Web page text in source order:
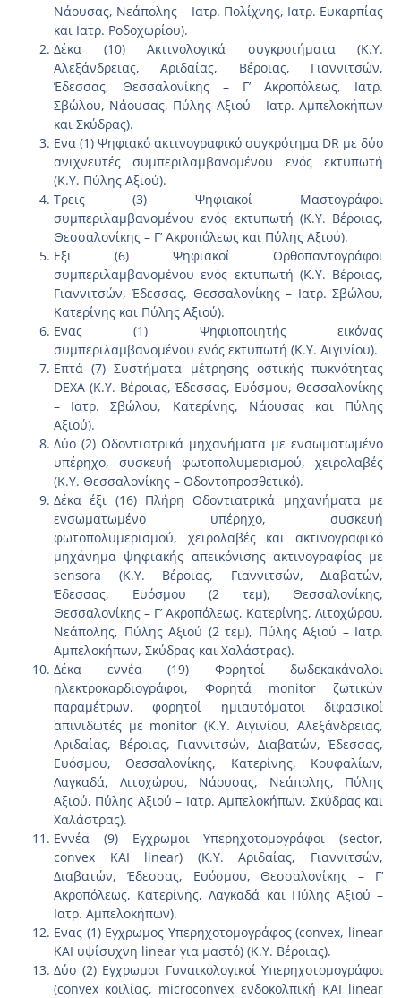
Νάουσας, Νεάπολης – Ιατρ. Πολίχνης, Ιατρ. Ευκαρπίας
και Ιατρ. Ροδοχωρίου).
Δέκα (10) Ακτινολογικά συγκροτήματα (Κ.Υ.
Αλεξάνδρειας, Αριδαίας, Βέροιας, Γιαννιτσών,
Έδεσσας, Θεσσαλονίκης – Γ’ Ακροπόλεως, Ιατρ.
Σβώλου, Νάουσας, Πύλης Αξιού – Ιατρ. Αμπελοκήπων
και Σκύδρας).
Ενα (1) Ψηφιακό ακτινογραφικό συγκρότημα DR με δύο
ανιχνευτές συμπεριλαμβανομένου ενός εκτυπωτή
(Κ.Υ. Πύλης Αξιού).
Τρεις (3) Ψηφιακοί Μαστογράφοι
συμπεριλαμβανομένου ενός εκτυπωτή (Κ.Υ. Βέροιας,
Θεσσαλονίκης – Γ’ Ακροπόλεως και Πύλης Αξιού).
Εξι (6) Ψηφιακοί Ορθοπαντογράφοι
συμπεριλαμβανομένου ενός εκτυπωτή (Κ.Υ. Βέροιας,
Γιαννιτσών, Έδεσσας, Θεσσαλονίκης – Ιατρ. Σβώλου,
Κατερίνης και Πύλης Αξιού).
Ενας (1) Ψηφιοποιητής εικόνας
συμπεριλαμβανομένου ενός εκτυπωτή (Κ.Υ. Αιγινίου).
Επτά (7) Συστήματα μέτρησης οστικής πυκνότητας
DEXA (Κ.Υ. Βέροιας, Έδεσσας, Ευόσμου, Θεσσαλονίκης
– Ιατρ. Σβώλου, Κατερίνης, Νάουσας και Πύλης
Αξιού).
Δύο (2) Οδοντιατρικά μηχανήματα με ενσωματωμένο
υπέρηχο, συσκευή φωτοπολυμερισμού, χειρολαβές
(Κ.Υ. Θεσσαλονίκης – Οδοντοπροσθετικό).
Δέκα έξι (16) Πλήρη Οδοντιατρικά μηχανήματα με
ενσωματωμένο υπέρηχο, συσκευή
φωτοπολυμερισμού, χειρολαβές και ακτινογραφικό
μηχάνημα ψηφιακής απεικόνισης ακτινογραφίας με
sensora (Κ.Υ. Βέροιας, Γιαννιτσών, Διαβατών,
Έδεσσας, Ευόσμου (2 τεμ), Θεσσαλονίκης,
Θεσσαλονίκης – Γ’ Ακροπόλεως, Κατερίνης, Λιτοχώρου,
Νεάπολης, Πύλης Αξιού (2 τεμ), Πύλης Αξιού – Ιατρ.
Αμπελοκήπων, Σκύδρας και Χαλάστρας).
Δέκα εννέα (19) Φορητοί δωδεκακάναλοι
ηλεκτροκαρδιογράφοι, Φορητά monitor ζωτικών
παραμέτρων, φορητοί ημιαυτόματοι διφασικοί
απινιδωτές με monitor (Κ.Υ. Αιγινίου, Αλεξάνδρειας,
Αριδαίας, Βέροιας, Γιαννιτσών, Διαβατών, Έδεσσας,
Ευόσμου, Θεσσαλονίκης, Κατερίνης, Κουφαλίων,
Λαγκαδά, Λιτοχώρου, Νάουσας, Νεάπολης, Πύλης
Αξιού, Πύλης Αξιού – Ιατρ. Αμπελοκήπων, Σκύδρας και
Χαλάστρας).
Εννέα (9) Εγχρωμοι Υπερηχοτομογράφοι (sector,
convex ΚΑΙ linear) (Κ.Υ. Αριδαίας, Γιαννιτσών,
Διαβατών, Έδεσσας, Ευόσμου, Θεσσαλονίκης – Γ’
Ακροπόλεως, Κατερίνης, Λαγκαδά και Πύλης Αξιού –
Ιατρ. Αμπελοκήπων).
Ενας (1) Εγχρωμος Υπερηχοτομογράφος (convex, linear
ΚΑΙ υψίσυχνη linear για μαστό) (Κ.Υ. Βέροιας).
Δύο (2) Εγχρωμοι Γυναικολογικοί Υπερηχοτομογράφοι
(convex κοιλίας, microconvex ενδοκολπική ΚΑΙ linear